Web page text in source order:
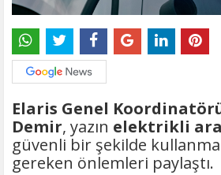
Elaris Genel
Demir, yazın elektrikli
güvenli bir şekilde
gereken önlemleri paylaştı.